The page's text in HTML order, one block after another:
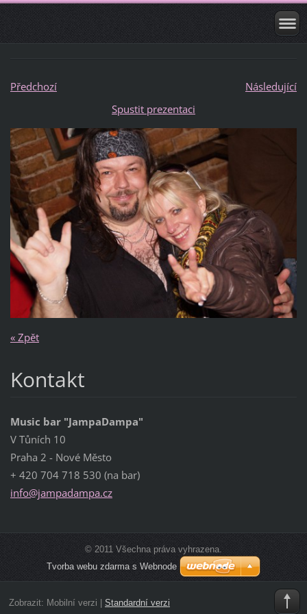
Předchozí
Následující
Spustit prezentaci
« Zpět
Kontakt
Music bar "JampaDampa"
V Tůních 10
Praha 2 - Nové Město
+ 420 704 718 530 (na bar)
info@jampadampa.cz
© 2011 Všechna práva vyhrazena.
Tvorba webu zdarma s Webnode
Zobrazit: Mobilní verzi Standardní verzi